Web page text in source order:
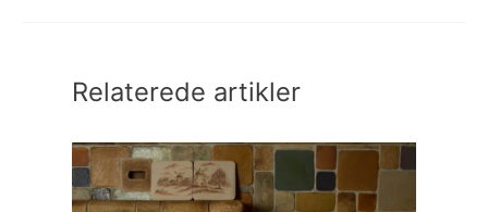
Relaterede artikler